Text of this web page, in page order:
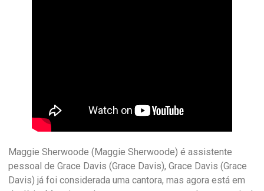
Maggie Sherwoode (Maggie Sherwoode) é assistente
pessoal de Grace Davis (Grace Davis), Grace Davis (Grace
Davis) já foi considerada uma cantora, mas agora está em